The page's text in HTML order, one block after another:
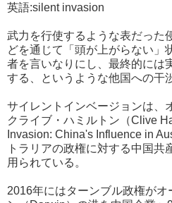
英語:silent invasion
武力を行使するような表だった
どを通じて「頭が上がらない」
者を言いなりにし、最終的には
する、というような他国への干
サイレントインベージョンは、
クライブ・ハミルトン（Clive
Invasion: China's Influence in
トラリアの政権に対する中国共
用られている。
2016年にはターンブル政権がオ